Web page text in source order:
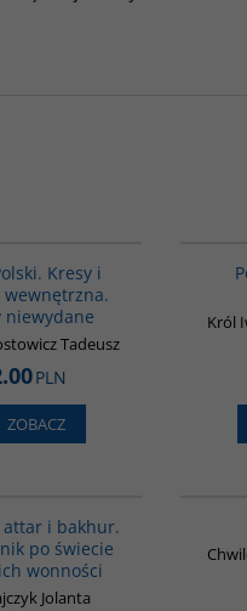
Kresy i
wewnętrzna.
niewydane
Tadeusz
PLN
ZOBACZ
Król
attar i bakhur.
po świecie
wonności
Jolanta